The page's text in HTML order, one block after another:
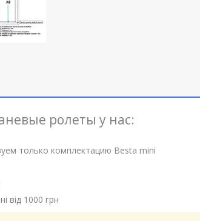
ролеты у нас:
только комплектацию Besta mini
від 1000 грн